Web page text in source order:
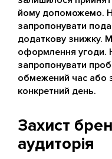
йому допоможемо.
запропонувати
додаткову знижку.
оформлення угоди.
запропонувати
обмежений час або
конкретний день.
Захист
аудиторія